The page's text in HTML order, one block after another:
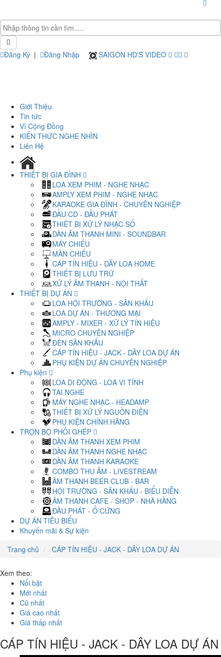
Đăng Ký | Đăng Nhập SAIGON HD'S VIDEO
Giới Thiệu
Tin tức
Vì Cộng Đồng
KIẾN THỨC NGHE NHÌN
Liên Hệ
THIẾT BỊ GIA ĐÌNH
LOA XEM PHIM - NGHE NHẠC
AMPLY XEM PHIM - NGHE NHẠC
KARAOKE GIA ĐÌNH - CHUYÊN NGHIỆP
ĐẦU CD - ĐẦU PHÁT
THIẾT BỊ XỬ LÝ NHẠC SỐ
DÀN ÂM THANH MINI - SOUNDBAR
MÁY CHIẾU
MÀN CHIẾU
CÁP TÍN HIỆU - DÂY LOA HOME
THIẾT BỊ LƯU TRỮ
XỬ LÝ ÂM THANH - NỘI THẤT
THIẾT BỊ DỰ ÁN
LOA HỘI TRƯỜNG - SÂN KHẤU
LOA DỰ ÁN - THƯƠNG MẠI
AMPLY - MIXER - XỬ LÝ TÍN HIỆU
MICRO CHUYÊN NGHIỆP
ĐÈN SÂN KHẤU
CÁP TÍN HIỆU - JACK - DÂY LOA DỰ ÁN
PHỤ KIỆN DỰ ÁN CHUYÊN NGHIỆP
Phụ kiện
LOA DI ĐỘNG - LOA VI TÍNH
TAI NGHE
MÁY NGHE NHẠC - HEADAMP
THIẾT BỊ XỬ LÝ NGUỒN ĐIỆN
PHỤ KIỆN CHÍNH HÃNG
TRỌN BỘ PHỐI GHÉP
DÀN ÂM THANH XEM PHIM
DÀN ÂM THANH NGHE NHẠC
DÀN ÂM THANH KARAOKE
COMBO THU ÂM - LIVESTREAM
ÂM THANH BEER CLUB - BAR
HỘI TRƯỜNG - SÂN KHẤU - BIỂU DIỄN
ÂM THANH CAFE - SHOP - NHÀ HÀNG
ĐẦU PHÁT - Ổ CỨNG
DỰ ÁN TIÊU BIỂU
Khuyến mãi & Sự kiện
Trang chủ
CÁP TÍN HIỆU - JACK - DÂY LOA DỰ ÁN
Xem theo:
Nổi bật
Mới nhất
Cũ nhất
Giá cao nhất
Giá thấp nhất
CÁP TÍN HIỆU - JACK - DÂY LOA DỰ ÁN